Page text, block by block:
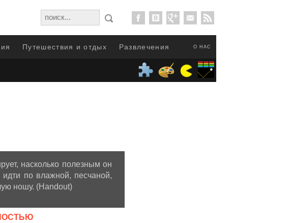
О НАС
Путешествия и отдых Развлечения
насколько полезным он
по влажной, песчаной,
ношу. (Handout)